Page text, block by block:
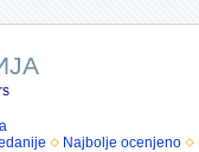
Najbolje ocenjeno